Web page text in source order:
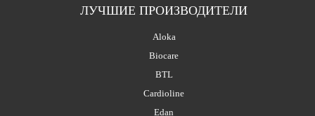
ЛУЧШИЕ ПРОИЗВОДИТЕЛИ
Aloka
Biocare
BTL
Cardioline
Edan